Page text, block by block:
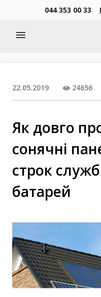
044 353 00 33
menu
22.05.2019 24656
Як довго
сонячні
строк
батарей